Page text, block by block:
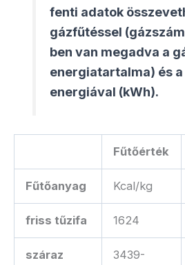
fenti adatok
gázfűtéssel
ben van megadva a
energiatartalma) és
energiával (kWh).
Fűtőérték
Fűtőanyag Kcal/kg
friss tűzifa 1624
száraz
3439-